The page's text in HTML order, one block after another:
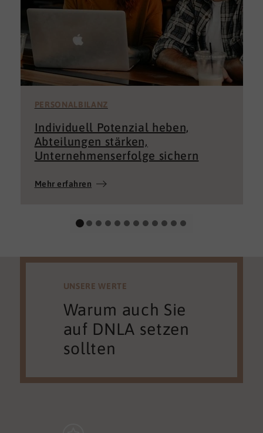
PERSONALBILANZ
Individuell Potenzial heben,
Abteilungen stärken,
Unternehmenserfolge sichern
Mehr erfahren
UNSERE WERTE
Warum auch Sie
auf DNLA setzen
sollten